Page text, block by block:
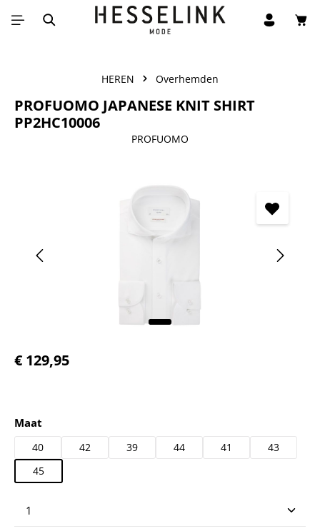
Ga naar de hoofdinhoud
HEREN Overhemden
PROFUOMO JAPANESE KNIT SHIRT
PP2HC10006
PROFUOMO
Normale prijs:
€ 129,95
Selecteer
Maat
40 42 39 44 41
43
45
Producthoeveelheid: Voer de gewenste